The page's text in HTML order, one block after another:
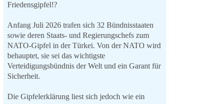
Friedensgipfel!?
Anfang Juli 2026 trafen sich 32 Bündnisstaaten
sowie deren Staats- und Regierungschefs zum
NATO-Gipfel in der Türkei. Von der NATO wird
behauptet, sie sei das wichtigste
Verteidigungsbündnis der Welt und ein Garant für
Sicherheit.
Die Gipfelerklärung liest sich jedoch wie ein